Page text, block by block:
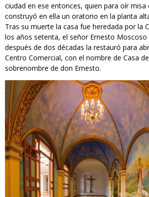
ciudad en ese entonces, quien para oír misa
construyó en ella un oratorio en la planta
Tras su muerte la casa fue heredada por la
los años setenta, el señor Ernesto
después de dos décadas la restauró para
Centro Comercial, con el nombre de Casa
sobrenombre de don Ernesto.